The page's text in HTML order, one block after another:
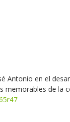
Antonio en el
memorables de la